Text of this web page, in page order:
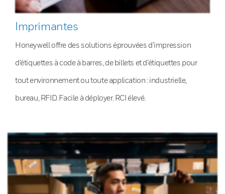
Imprimantes
Honeywell offre des solutions éprouvées d’impression
d’étiquettes à code à barres, de billets et d’étiquettes pour
tout environnement ou toute application : industrielle,
bureau, RFID. Facile à déployer. RCI élevé.